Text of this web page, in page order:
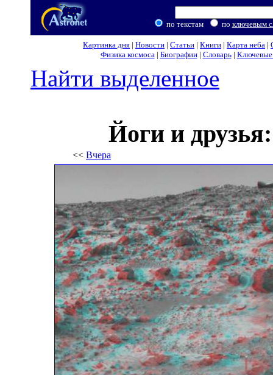
по текстам по ключевым
Картинка дня | Новости | Статьи | Книги | Карта неба |
Физика космоса| Биографии| Словарь| Ключевые
Найти выделенное
Йоги и
<< Вчера